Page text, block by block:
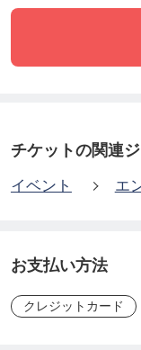
い方、発表会な
してみた い方、
譜をお持ちの 上
記入され、上か
チケットの関連
イベント エ
お支払い方法
クレジットカード